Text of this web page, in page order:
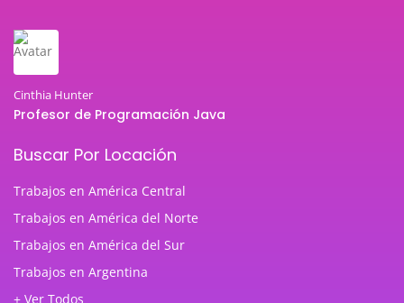
Cinthia Hunter
Profesor de Programación Java
Buscar Por Locación
Trabajos en América Central
Trabajos en América del Norte
Trabajos en América del Sur
Trabajos en Argentina
+ Ver Todos